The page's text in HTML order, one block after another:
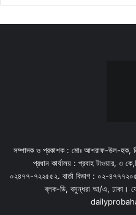
সম্পাদক ও প্রকাশক : মোঃ আশরাফ-উল-হক,
প্রধান কার্যালয় : প্রবাহ টাওয়ার, ৩
০২৪৭৭-৭২২৫৫২. বার্তা বিভাগ : ০২-
ব্লক-ডি, বসুন্ধরা আ/এ,